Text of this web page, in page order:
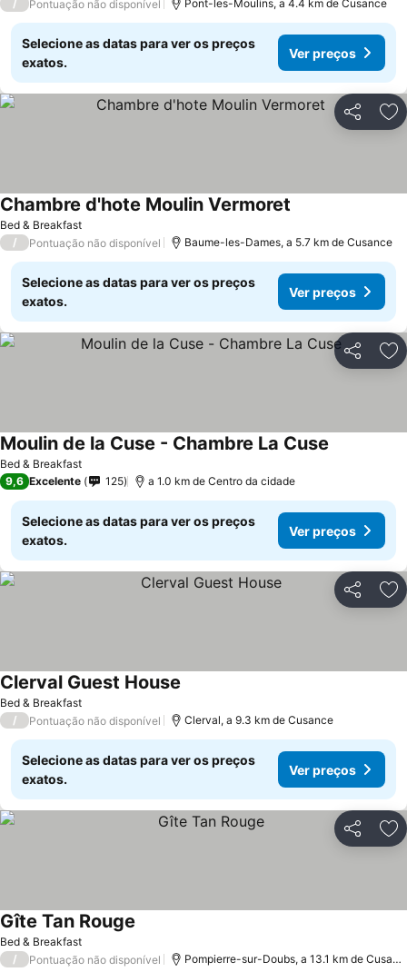
/ Pontuação não disponível Pont-les-Moulins, a 4.4 km de Cusance
Selecione as datas para ver os preços
exatos.
Ver preços
Partilhar
Bed & Breakfast
Chambre d'hote Moulin Vermoret
/ Pontuação não disponível Baume-les-Dames, a 5.7 km de Cusance
Selecione as datas para ver os preços
exatos.
Ver preços
Partilhar
Bed & Breakfast
Moulin de la Cuse - Chambre La Cuse
9,6 Excelente 125 a 1.0 km de Centro da cidade
Selecione as datas para ver os preços
exatos.
Ver preços
Partilhar
Bed & Breakfast
Clerval Guest House
/ Pontuação não disponível Clerval, a 9.3 km de Cusance
Selecione as datas para ver os preços
exatos.
Ver preços
Partilhar
Bed & Breakfast
Gîte Tan Rouge
/ Pontuação não disponível Pompierre-sur-Doubs, a 13.1 km de